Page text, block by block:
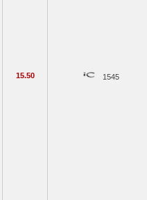
15.50 1545